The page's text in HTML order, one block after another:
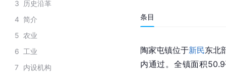
3
历史沿革
4 简介
5 农业
6 工业
7
内设机构
条目
陶家屯镇位于新民东北
内通过。全镇面积